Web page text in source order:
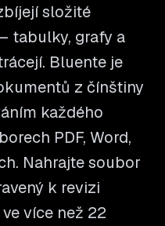
složité
tabulky, grafy a
Bluente je
z čínštiny
každého
PDF, Word,
Nahrajte soubor
k revizi
více než 22